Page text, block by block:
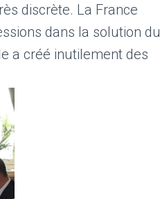
discrète. La France
dans la solution du
a créé inutilement des